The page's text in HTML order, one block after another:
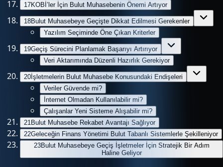
17KOBİ’ler İçin Bulut Muhasebenin Önemi Artıyor
18Bulut Muhasebeye Geçişte Dikkat Edilmesi Gerekenler
Yazılım Seçiminde Öne Çıkan Kriterler
19Geçiş Sürecini Planlamak Başarıyı Artırıyor
Veri Aktarımında Düzenli Hazırlık Gerekiyor
20 İşletmelerin Bulut Muhasebe Konusundaki Endişeleri
Veriler Güvende mi?
İnternet Olmadan Kullanılabilir mi?
Çalışanlar Yeni Sisteme Alışabilir mi?
21 Bulut Muhasebe Rekabet Avantajı Sağlıyor
22Geleceğin Finans Yönetimi Bulut Tabanlı Sistemlerle Şekilleniyor
23Bulut Muhasebeye Geçiş İşletmeler İçin Stratejik Bir Adım
Haline Geliyor